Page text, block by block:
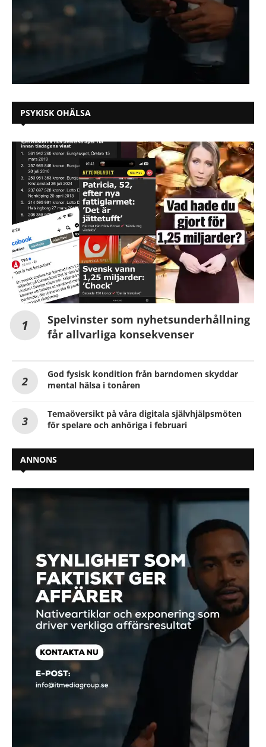
PSYKISK OHÄLSA
Spelvinster som nyhetsunderhållning
får allvarliga konsekvenser
God fysisk kondition från barndomen skyddar
mental hälsa i tonåren
Temaöversikt på våra digitala självhjälpsmöten
för spelare och anhöriga i februari
ANNONS